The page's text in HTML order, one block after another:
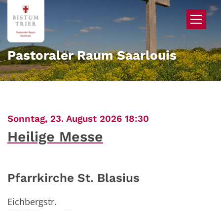
Zum Inhalt springen
Pastoraler Raum Saarlouis
Sonntag, 23. August 2026 18:30
Heilige Messe
Pfarrkirche St. Blasius
Eichbergstr.